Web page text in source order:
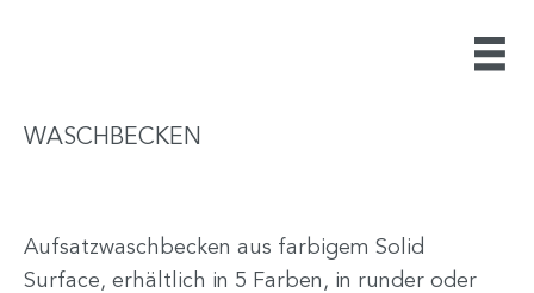
WASCHBECKEN
Aufsatzwaschbecken aus farbigem Solid
Surface, erhältlich in 5 Farben, in runder oder